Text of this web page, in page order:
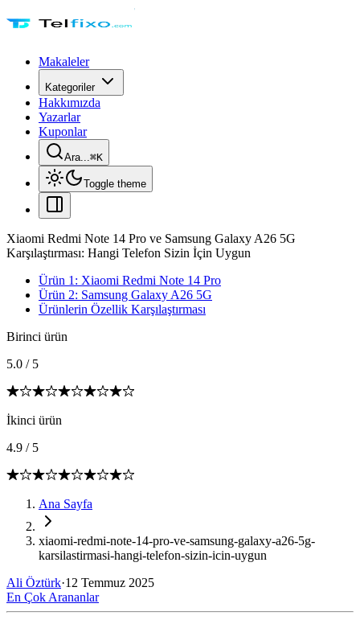
Makaleler
Kategoriler
Hakkımızda
Yazarlar
Kuponlar
Ara...⌘K
Toggle theme
Xiaomi Redmi Note 14 Pro ve Samsung Galaxy A26 5G
Karşılaştırması: Hangi Telefon Sizin İçin Uygun
Ürün 1: Xiaomi Redmi Note 14 Pro
Ürün 2: Samsung Galaxy A26 5G
Ürünlerin Özellik Karşılaştırması
Birinci ürün
5.0 / 5
İkinci ürün
4.9 / 5
Ana Sayfa
xiaomi-redmi-note-14-pro-ve-samsung-galaxy-a26-5g-
karsilastirmasi-hangi-telefon-sizin-icin-uygun
Ali Öztürk·12 Temmuz 2025
En Çok Arananlar